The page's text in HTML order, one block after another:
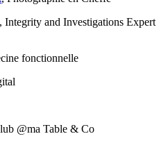
Integrity and Investigations Expert
fonctionnelle
@ma Table & Co